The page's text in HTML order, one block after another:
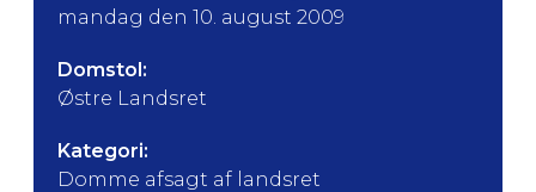
mandag den 10. august 2009
Domstol:
Østre Landsret
Kategori:
Domme afsagt af landsret